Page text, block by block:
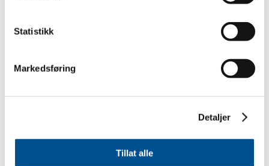
Statistikk
Markedsføring
Detaljer
Tillat alle
Følg med i kurskalenderen og meld deg på neste kurs!